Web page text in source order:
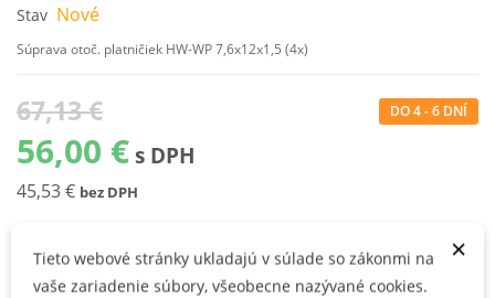
Stav Nové
Súprava otoč. platničiek HW-WP 7,6x12x1,5 (4x)
67,13 €
56,00 € s DPH
45,53 € bez DPH
DO 4 - 6 DNÍ
KÚPIŤ
×
Tieto webové stránky ukladajú v súlade so zákonmi na
vaše zariadenie súbory, všeobecne nazývané cookies.